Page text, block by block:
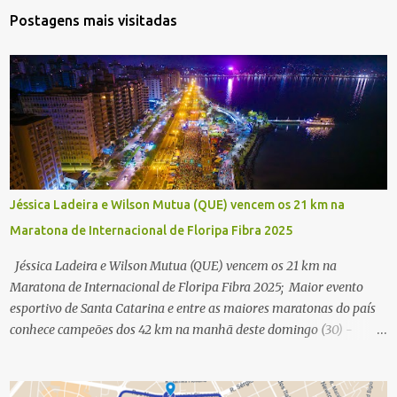
Postagens mais visitadas
Jéssica Ladeira e Wilson Mutua (QUE) vencem os 21 km na
Maratona de Internacional de Floripa Fibra 2025
Jéssica Ladeira e Wilson Mutua (QUE) vencem os 21 km na
Maratona de Internacional de Floripa Fibra 2025; Maior evento
esportivo de Santa Catarina e entre as maiores maratonas do país
conhece campeões dos 42 km na manhã deste domingo (30) -
Floripa Fibra 2025. Na manhã deste sábado (30) foram conhecidos